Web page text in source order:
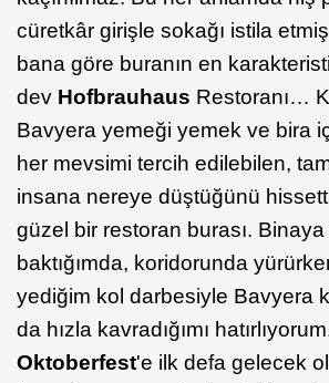
cüretkâr girişle sokağı istila
bana göre buranın en
dev Hofbrauhaus Restoranı…
Bavyera yemeği yemek ve bira
her mevsimi tercih edilebilen,
insana nereye düştüğünü
güzel bir restoran burası.
baktığımda, koridorunda
yediğim kol darbesiyle Bavyera
da hızla kavradığımı
Oktoberfest'e ilk defa gelecek